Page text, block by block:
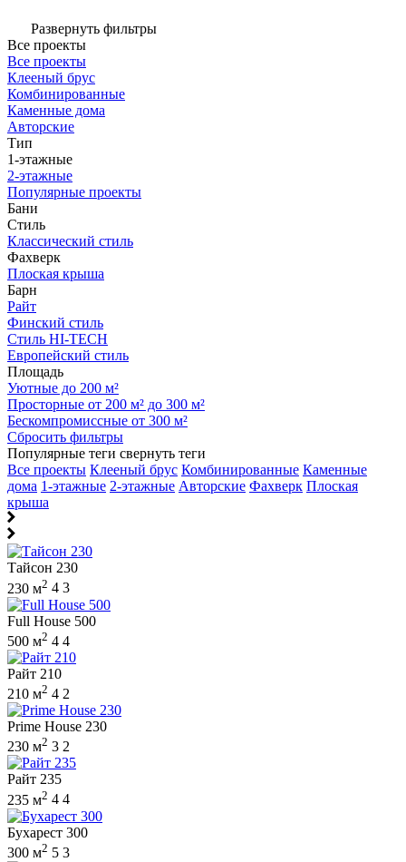
Развернуть фильтры
Все проекты
Все проекты
Клееный брус
Комбинированные
Каменные дома
Авторские
Тип
1-этажные
2-этажные
Популярные проекты
Бани
Стиль
Классический стиль
Фахверк
Плоская крыша
Барн
Райт
Финский стиль
Стиль HI-TECH
Европейский стиль
Площадь
Уютные до 200 м²
Просторные от 200 м² до 300 м²
Бескомпромиссные от 300 м²
Сбросить фильтры
Популярные теги свернуть теги
Все проекты Клееный брус Комбинированные Каменные
дома 1-этажные 2-этажные Авторские Фахверк Плоская
крыша
Тайсон 230
230 м2 4 3
Full House 500
500 м2 4 4
Райт 210
210 м2 4 2
Prime House 230
230 м2 3 2
Райт 235
235 м2 4 4
Бухарест 300
300 м2 5 3